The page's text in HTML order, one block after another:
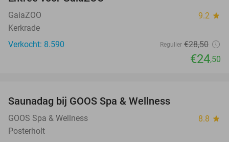
GaiaZOO 9.2 star
Kerkrade
Verkocht: 8.590
Regulier €28,50
€24,50
Saunadag bij GOOS Spa & Wellness
GOOS Spa & Wellness 8.8 star
Posterholt